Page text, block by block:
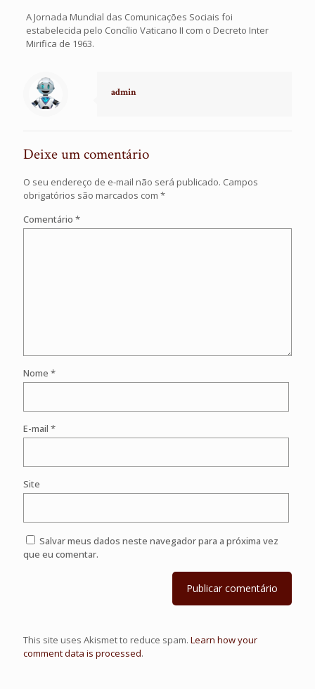
A Jornada Mundial das Comunicações Sociais foi
estabelecida pelo Concílio Vaticano II com o Decreto Inter
Mirifica de 1963.
admin
Deixe um comentário
O seu endereço de e-mail não será publicado. Campos
obrigatórios são marcados com *
Comentário *
Nome *
E-mail *
Site
Salvar meus dados neste navegador para a próxima vez
que eu comentar.
This site uses Akismet to reduce spam. Learn how your
comment data is processed.